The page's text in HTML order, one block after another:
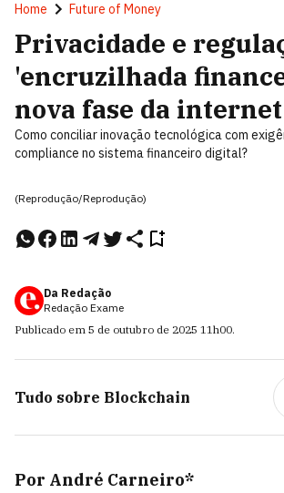
Home Future of Money
Privacidade e
'encruzilhada
nova fase da internet
Como conciliar inovação tecnológica com
compliance no sistema financeiro digital?
(Reprodução/Reprodução)
Da Redação
Redação Exame
Publicado em 5 de outubro de 2025 11h00.
Tudo sobre Blockchain
Por André Carneiro*